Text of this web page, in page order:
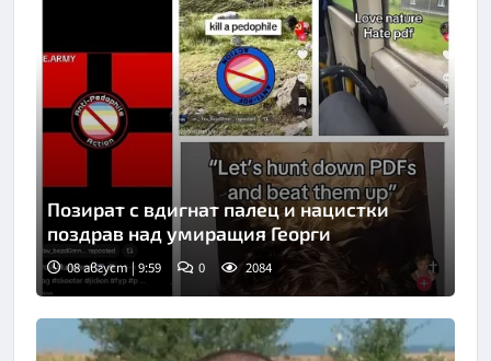
Позират с вдигнат палец и нацистки
поздрав над умиращия Георги
08 август | 9:59 0 2084